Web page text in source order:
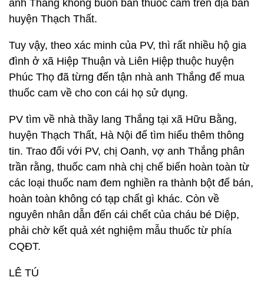
anh Thắng không buôn bán thuốc cam trên địa bàn
huyện Thạch Thất.
Tuy vậy, theo xác minh của PV, thì rất nhiều hộ gia
đình ở xã Hiệp Thuận và Liên Hiệp thuộc huyện
Phúc Thọ đã từng đến tận nhà anh Thắng để mua
thuốc cam về cho con cái họ sử dụng.
PV tìm về nhà thầy lang Thắng tại xã Hữu Bằng,
huyện Thạch Thất, Hà Nội để tìm hiểu thêm thông
tin. Trao đổi với PV, chị Oanh, vợ anh Thắng phân
trần rằng, thuốc cam nhà chị chế biến hoàn toàn từ
các loại thuốc nam đem nghiền ra thành bột để bán,
hoàn toàn không có tạp chất gì khác. Còn về
nguyên nhân dẫn đến cái chết của cháu bé Diệp,
phải chờ kết quả xét nghiệm mẫu thuốc từ phía
CQĐT.
LÊ TÚ